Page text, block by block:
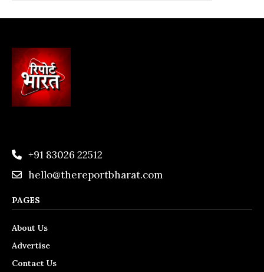
+91 83026 22512
hello@thereportbharat.com
PAGES
About Us
Advertise
Contact Us